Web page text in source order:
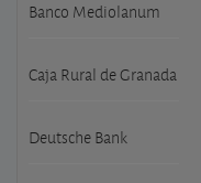
Banco Mediolanum
Caja Rural de Granada
Deutsche Bank